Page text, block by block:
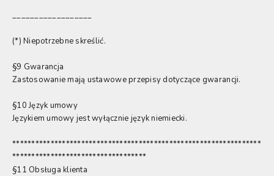
__________________
(*) Niepotrzebne skreślić.
§9 Gwarancja
Zastosowanie mają ustawowe przepisy dotyczące gwarancji.
§10 Język umowy
Językiem umowy jest wyłącznie język niemiecki.
*****************************************************************
***********************************
§11 Obsługa klienta